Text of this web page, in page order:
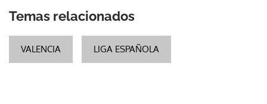
Temas relacionados
VALENCIA LIGA ESPAÑOLA